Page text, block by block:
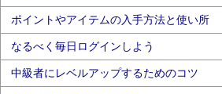
ポイントやアイテムの入手方法と使い所
なるべく毎日ログインしよう
中級者にレベルアップするためのコツ